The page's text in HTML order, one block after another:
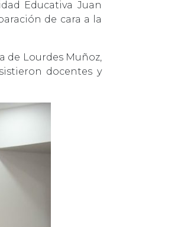
Educativa Juan
de cara a la
de Lourdes Muñoz,
docentes y